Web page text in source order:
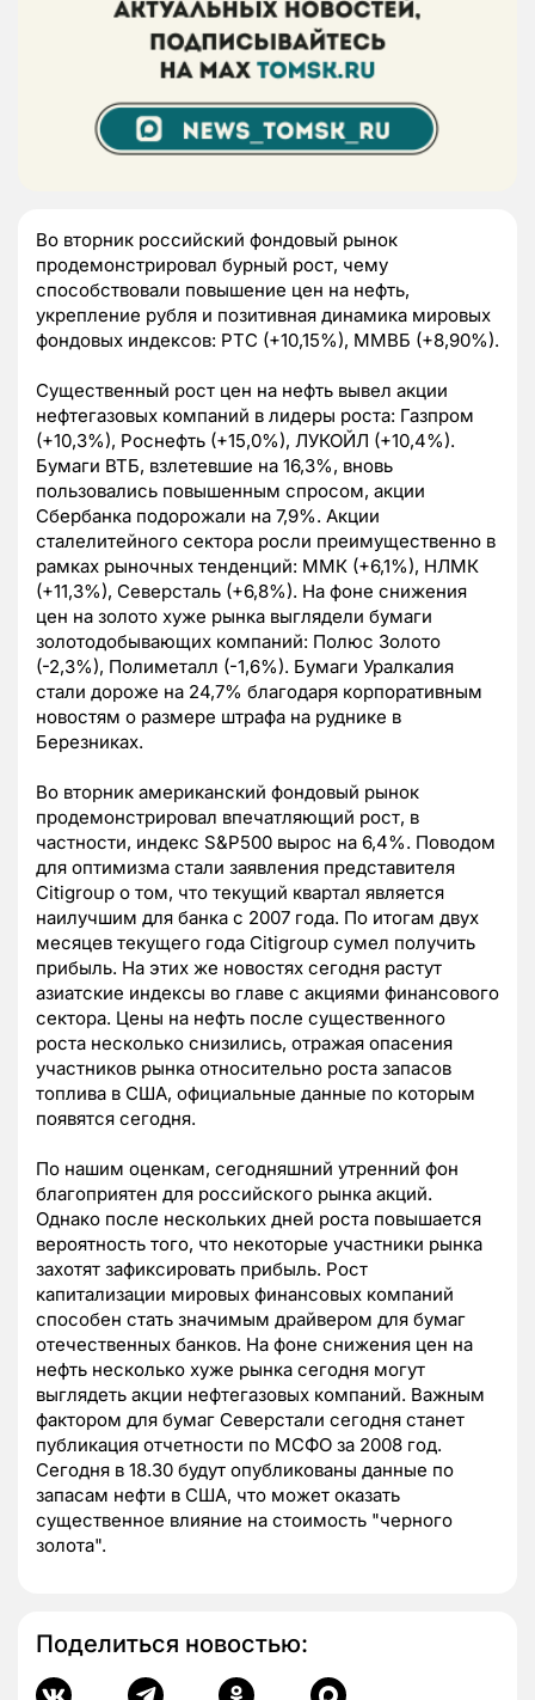
Во вторник российский фондовый рынок
продемонстрировал бурный рост, чему
способствовали повышение цен на нефть,
укрепление рубля и позитивная динамика мировых
фондовых индексов: РТС (+10,15%), ММВБ (+8,90%).
Существенный рост цен на нефть вывел акции
нефтегазовых компаний в лидеры роста: Газпром
(+10,3%), Роснефть (+15,0%), ЛУКОЙЛ (+10,4%).
Бумаги ВТБ, взлетевшие на 16,3%, вновь
пользовались повышенным спросом, акции
Сбербанка подорожали на 7,9%. Акции
сталелитейного сектора росли преимущественно в
рамках рыночных тенденций: ММК (+6,1%), НЛМК
(+11,3%), Северсталь (+6,8%). На фоне снижения
цен на золото хуже рынка выглядели бумаги
золотодобывающих компаний: Полюс Золото
(-2,3%), Полиметалл (-1,6%). Бумаги Уралкалия
стали дороже на 24,7% благодаря корпоративным
новостям о размере штрафа на руднике в
Березниках.
Во вторник американский фондовый рынок
продемонстрировал впечатляющий рост, в
частности, индекс S&P500 вырос на 6,4%. Поводом
для оптимизма стали заявления представителя
Citigroup о том, что текущий квартал является
наилучшим для банка с 2007 года. По итогам двух
месяцев текущего года Citigroup сумел получить
прибыль. На этих же новостях сегодня растут
азиатские индексы во главе с акциями финансового
сектора. Цены на нефть после существенного
роста несколько снизились, отражая опасения
участников рынка относительно роста запасов
топлива в США, официальные данные по которым
появятся сегодня.
По нашим оценкам, сегодняшний утренний фон
благоприятен для российского рынка акций.
Однако после нескольких дней роста повышается
вероятность того, что некоторые участники рынка
захотят зафиксировать прибыль. Рост
капитализации мировых финансовых компаний
способен стать значимым драйвером для бумаг
отечественных банков. На фоне снижения цен на
нефть несколько хуже рынка сегодня могут
выглядеть акции нефтегазовых компаний. Важным
фактором для бумаг Северстали сегодня станет
публикация отчетности по МСФО за 2008 год.
Сегодня в 18.30 будут опубликованы данные по
запасам нефти в США, что может оказать
существенное влияние на стоимость "черного
золота".
Поделиться новостью: